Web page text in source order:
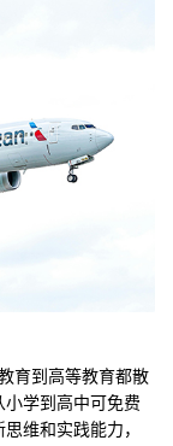
育到高等教育都散
学到高中可免费
维和实践能力，